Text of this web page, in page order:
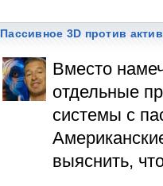
Пассивное 3D против
Вместо
отдельные
системы с
выяснить,